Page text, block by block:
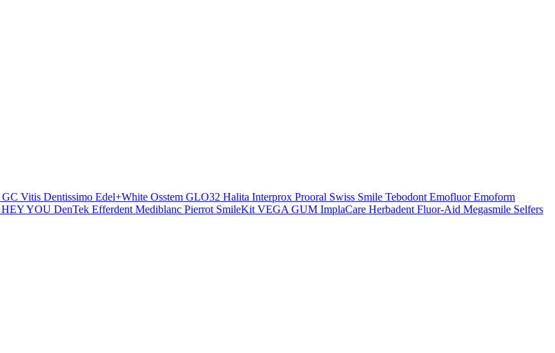
GC Vitis Dentissimo Edel+White Osstem GLO32 Halita Interprox Prooral Swiss Smile Tebodont Emofluor Emoform
HEY YOU DenTek Efferdent Mediblanc Pierrot SmileKit VEGA GUM ImplaCare Herbadent Fluor-Aid Megasmile Selfers